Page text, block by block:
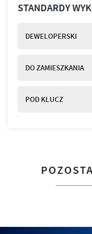
STANDARDY
DEWELOPERSKI
DO ZAMIESZKANIA
POD KLUCZ